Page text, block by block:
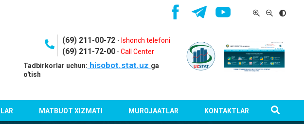
(69) 211-00-72 - Ishonch telefoni
(69) 211-72-00- Call Center
Tadbirkorlar uchun: hisobot.stat.uz ga
o'tish
MATBUOT XIZMATI MUROJAATLAR KONTAKTLAR